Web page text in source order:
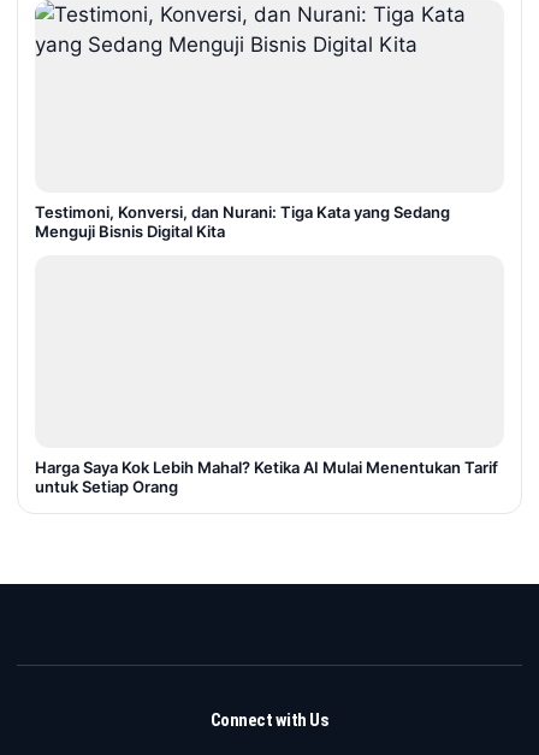
Testimoni, Konversi, dan Nurani: Tiga Kata yang Sedang
Menguji Bisnis Digital Kita
Harga Saya Kok Lebih Mahal? Ketika AI Mulai Menentukan Tarif
untuk Setiap Orang
Connect with Us